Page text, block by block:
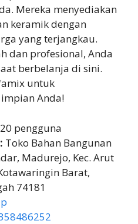
Mereka menyediakan
keramik dengan
yang terjangkau.
dan profesional, Anda
berbelanja di sini.
untuk
Anda!
pengguna
Toko Bahan Bangunan
Madurejo, Kec. Arut
Barat,
74181